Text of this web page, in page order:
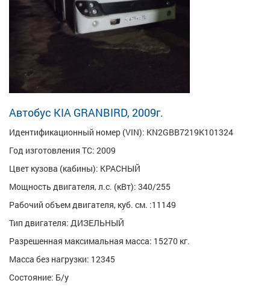
Автобус KIA GRANBIRD, 2009г.
Идентификационный номер (VIN): KN2GBB7219K101324
Год изготовления ТС: 2009
Цвет кузова (кабины): КРАСНЫЙ
Мощность двигателя, л.с. (кВт): 340/255
Рабочий объем двигателя, куб. см. :11149
Тип двигателя: ДИЗЕЛЬНЫЙ
Разрешенная максимальная масса: 15270 кг.
Масса без нагрузки: 12345
Состояние: Б/у